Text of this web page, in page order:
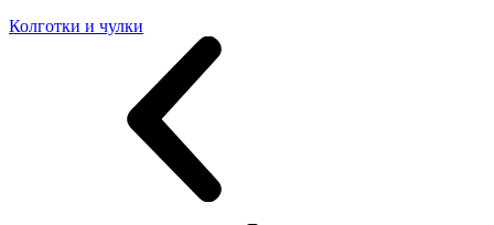
Колготки и чулки